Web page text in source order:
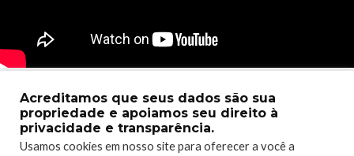
COBRAKAI COBRAKAISERIES
GAMEMILLENTERTAINMENT
Acreditamos que seus dados são sua
propriedade e apoiamos seu direito à
privacidade e transparência.
Usamos cookies em nosso site para oferecer a você a